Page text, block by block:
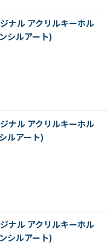
ナル アクリルキーホル
シルアート)
ナル アクリルキーホル
ルアート)
ナル アクリルキーホル
シルアート)